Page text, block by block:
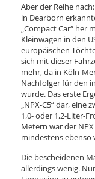
Aber der Reihe
in Dearborn
„Compact Car“ her
Kleinwagen in den
europäischen
sich mit dieser
mehr, da in Köln-
Nachfolger für den
wurde. Das erste
„NPX-C5“ dar, eine
1,0- oder 1,2-Liter-
Metern war der
mindestens ebenso
Die bescheidenen
allerdings wenig.